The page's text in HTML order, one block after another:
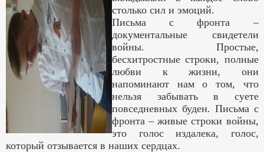
столько сил и эмоций.
Письма с фронта –
документальные свидетели
войны. Простые,
бесхитростные строки, полные
любви к жизни, они
напоминают нам о том, что
нельзя забывать в суете
повседневных буден. Письма с
фронта – живые строки войны,
это голос издалека, голос,
который отзывается в наших сердцах.